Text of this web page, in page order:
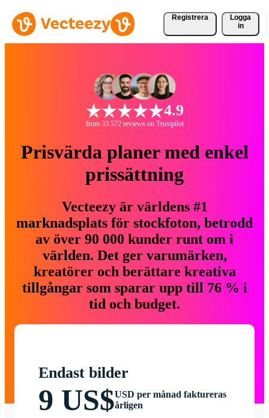
Registrera
Logga
in
4.9
from 33 572 reviews on Trustpilot
Prisvärda planer med enkel
prissättning
Vecteezy är världens #1
marknadsplats för stockfoton, betrodd
av över 90 000 kunder runt om i
världen. Det ger varumärken,
kreatörer och berättare kreativa
tillgångar som sparar upp till 76 % i
tid och budget.
Endast bilder
9 US$USD per månad faktureras
årligen